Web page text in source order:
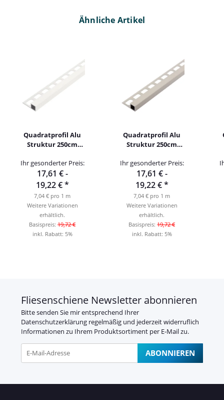
Ähnliche Artikel
Quadratprofil Alu
Struktur 250cm
Ihr gesonderter Preis:
17,61 € -
19,22 €*
7,04 € pro 1 m
Weitere Variationen
erhältlich.
Basispreis: 19,72 €
inkl. Rabatt: 5%
Quadratprofil Alu
Struktur 250cm
Ihr gesonderter Preis:
17,61 € -
19,22 €*
7,04 € pro 1 m
Weitere Variationen
erhältlich.
Basispreis: 19,72 €
inkl. Rabatt: 5%
Fliesenschiene Newsletter abonnieren
Bitte senden Sie mir entsprechend Ihrer
Datenschutzerklärung regelmäßig und jederzeit widerruflich
Informationen zu Ihrem Produktsortiment per E-Mail zu.
ABONNIEREN